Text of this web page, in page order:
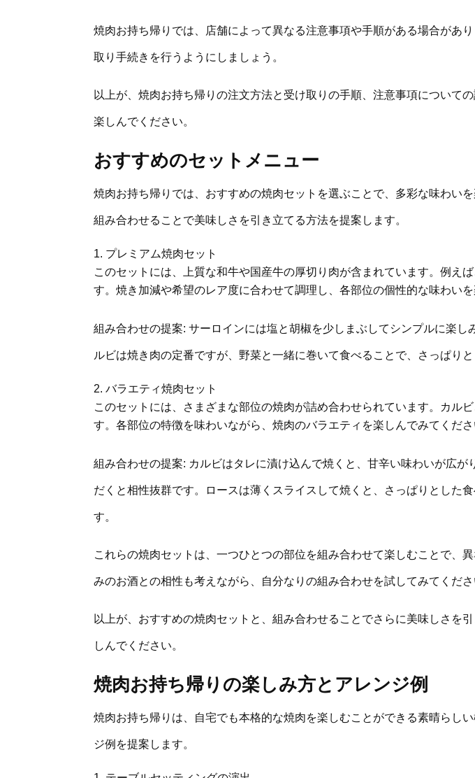
焼肉お持ち帰りでは、店舗によって異なる注意事項や手順がある場合があ
取り手続きを行うようにしましょう。
以上が、焼肉お持ち帰りの注文方法と受け取りの手順、注意事項について
楽しんでください。
おすすめのセットメニュー
焼肉お持ち帰りでは、おすすめの焼肉セットを選ぶことで、多彩な味わい
組み合わせることで美味しさを引き立てる方法を提案します。
プレミアム焼肉セット
このセットには、上質な和牛や国産牛の厚切り肉が含まれています。例え
す。焼き加減や希望のレア度に合わせて調理し、各部位の個性的な味わい
組み合わせの提案: サーロインには塩と胡椒を少しまぶしてシンプルに楽
ルビは焼き肉の定番ですが、野菜と一緒に巻いて食べることで、さっぱり
バラエティ焼肉セット
このセットには、さまざまな部位の焼肉が詰め合わせられています。カル
す。各部位の特徴を味わいながら、焼肉のバラエティを楽しんでみてくださ
組み合わせの提案: カルビはタレに漬け込んで焼くと、甘辛い味わいが広
だくと相性抜群です。ロースは薄くスライスして焼くと、さっぱりとした
す。
これらの焼肉セットは、一つひとつの部位を組み合わせて楽しむことで、
みのお酒との相性も考えながら、自分なりの組み合わせを試してみてくださ
以上が、おすすめの焼肉セットと、組み合わせることでさらに美味しさを
しんでください。
焼肉お持ち帰りの楽しみ方とアレンジ例
焼肉お持ち帰りは、自宅でも本格的な焼肉を楽しむことができる素晴らし
ジ例を提案します。